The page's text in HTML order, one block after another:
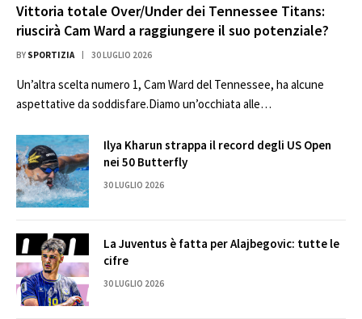
Vittoria totale Over/Under dei Tennessee Titans:
riuscirà Cam Ward a raggiungere il suo potenziale?
BY SPORTIZIA 30 LUGLIO 2026
Un’altra scelta numero 1, Cam Ward del Tennessee, ha alcune
aspettative da soddisfare.Diamo un’occhiata alle…
Ilya Kharun strappa il record degli US Open
nei 50 Butterfly
30 LUGLIO 2026
La Juventus è fatta per Alajbegovic: tutte le
cifre
30 LUGLIO 2026